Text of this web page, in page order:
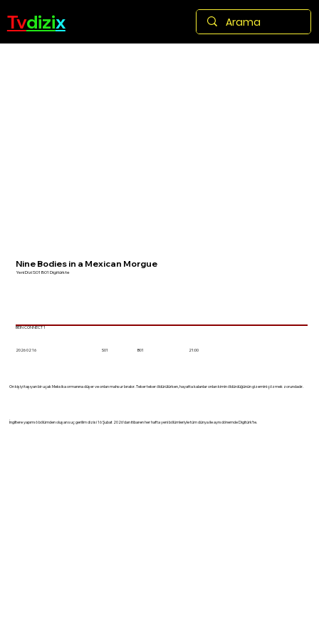
Tvdizix
Nine Bodies in a Mexican Morgue
Yeni Dizi S01 B01 Digitürkte
BEIN CONNECT 1
2026 02 16 S01 B01 21:00
On kişiyi taşıyan bir uçak Meksika ormanına düşer ve onları mahsur bırakır. Teker teker öldürülürken, hayatta kalanlar onları kimin öldürdüğünün gizemini çözmek zorundadır.
İngiltere yapımı 6 bölümden oluşan suç gerilim dizisi 16 Şubat 2026'dan itibaren her hafta yeni bölümleriyle tüm dünya ile aynı dönemde Digitürk'te.